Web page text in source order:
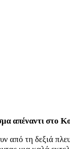
απέναντι στο
τη δεξιά